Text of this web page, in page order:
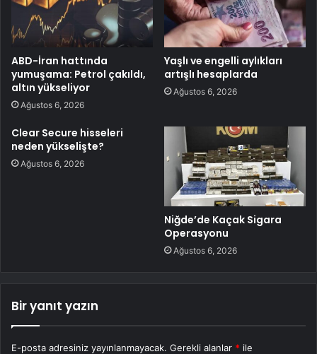
ABD-İran hattında
yumuşama: Petrol çakıldı,
altın yükseliyor
Ağustos 6, 2026
Yaşlı ve engelli aylıkları
artışlı hesaplarda
Ağustos 6, 2026
Clear Secure hisseleri
neden yükselişte?
Ağustos 6, 2026
Niğde’de Kaçak Sigara
Operasyonu
Ağustos 6, 2026
Bir yanıt yazın
E-posta adresiniz yayınlanmayacak. Gerekli alanlar * ile